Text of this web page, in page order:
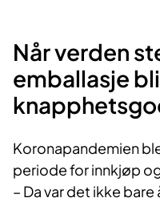
Når verden
emballasje
Koronapandemien
periode for innkjøp
– Da var det ikke